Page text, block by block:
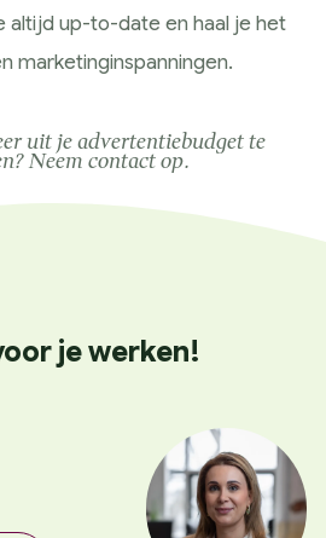
altijd up-to-date en haal je het
marketinginspanningen.
uit je advertentiebudget te
Neem contact op.
je werken!